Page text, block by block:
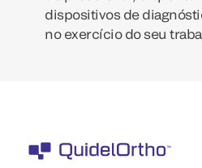
dispositivos de
no exercício do seu